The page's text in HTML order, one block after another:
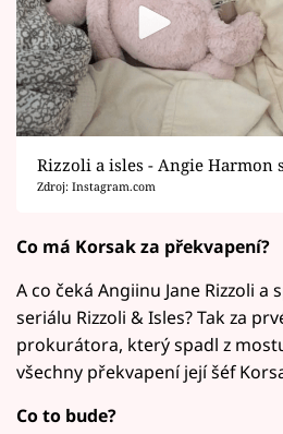
Rizzoli a isles - Angie Harmon
Zdroj: Instagram.com
Co má Korsak za překvapení?
A co čeká Angiinu Jane Rizzoli a
seriálu Rizzoli & Isles? Tak za
prokurátora, který spadl z
všechny překvapení její šéf
Co to bude?